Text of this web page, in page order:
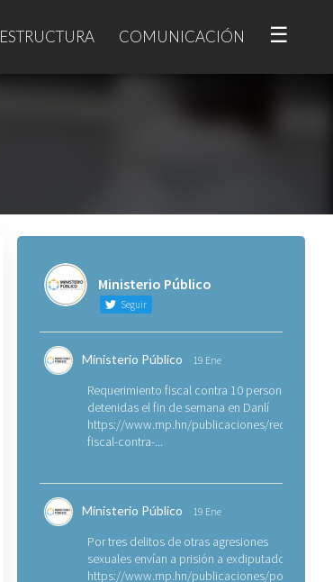
ESTRUCTURA COMUNICACIÓN ☰
Ministerio Público
Seguir
Ministerio Público 19 Ene
Requerimiento fiscal contra 10 personas
detenidas el fin de semana en Danlí
https://www.mp.hn/publicaciones/
fiscal-contra-...
Ministerio Público 19 Ene
Por tres delitos de otras agresiones
sexuales envían a prisión a exdiputado
https://www.mp.hn/publicaciones/por-